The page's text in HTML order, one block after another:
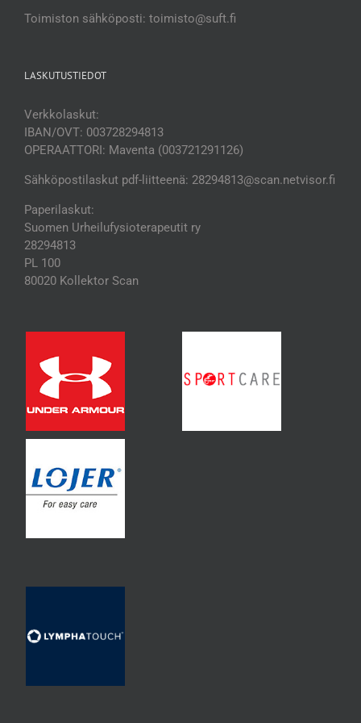
Toimiston sähköposti: toimisto@suft.fi
LASKUTUSTIEDOT
Verkkolaskut:
IBAN/OVT: 003728294813
OPERAATTORI: Maventa (003721291126)
Sähköpostilaskut pdf-liitteenä: 28294813@scan.netvisor.fi
Paperilaskut:
Suomen Urheilufysioterapeutit ry
28294813
PL 100
80020 Kollektor Scan